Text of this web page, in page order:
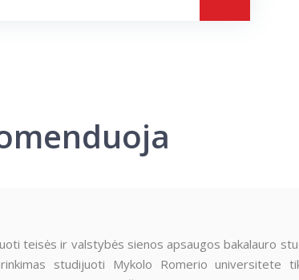
teisės ir valstybės sienos apsaugos bakalauro
studijuoti Mykolo Romerio universitete